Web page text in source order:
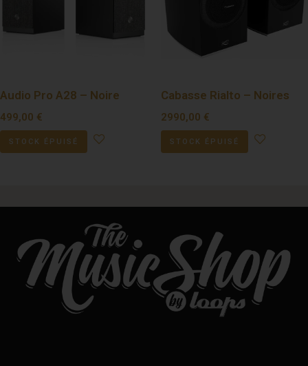
Audio Pro A28 – Noire
499,00 €
STOCK ÉPUISÉ
Cabasse Rialto – Noires
2990,00 €
STOCK ÉPUISÉ